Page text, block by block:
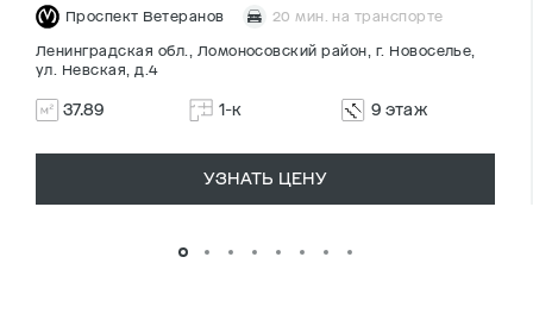
Проспект Ветеранов 20 мин. на транспорте
Ленинградская обл., Ломоносовский район, г. Новоселье,
ул. Невская, д.4
37.89 1-к 9 этаж
УЗНАТЬ ЦЕНУ